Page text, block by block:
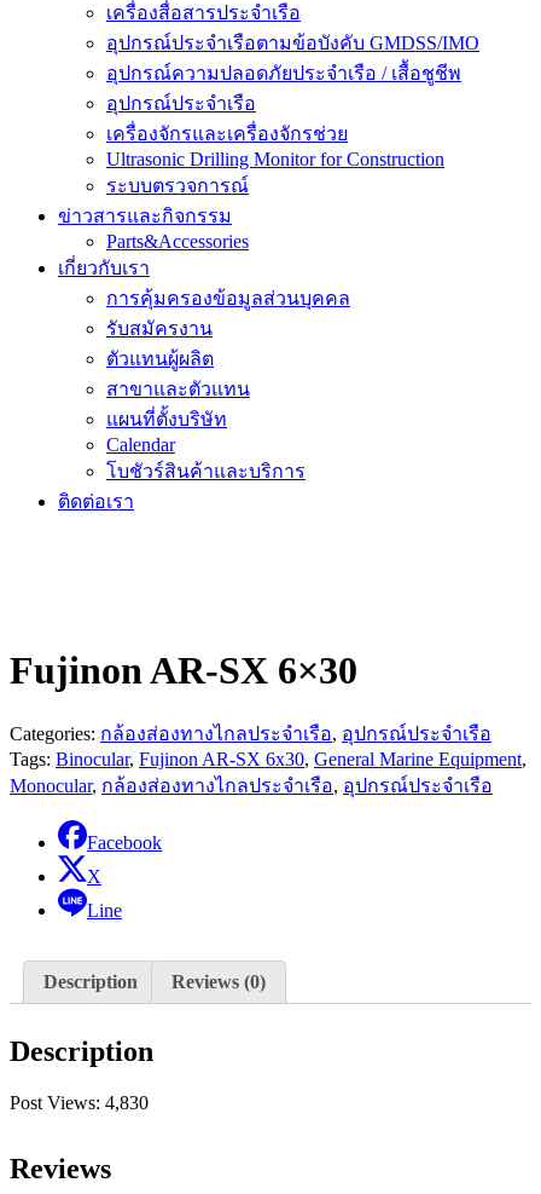
เครื่องสื่อสารประจำเรือ
อุปกรณ์ประจำเรือตามข้อบังคับ GMDSS/IMO
อุปกรณ์ความปลอดภัยประจำเรือ / เสื้อชูชีพ
อุปกรณ์ประจำเรือ
เครื่องจักรและเครื่องจักรช่วย
Ultrasonic Drilling Monitor for Construction
ระบบตรวจการณ์
ข่าวสารและกิจกรรม
Parts&Accessories
เกี่ยวกับเรา
การคุ้มครองข้อมูลส่วนบุคคล
รับสมัครงาน
ตัวแทนผู้ผลิต
สาขาและตัวแทน
แผนที่ตั้งบริษัท
Calendar
โบชัวร์สินค้าและบริการ
ติดต่อเรา
Fujinon AR-SX 6×30
Categories: กล้องส่องทางไกลประจำเรือ, อุปกรณ์ประจำเรือ
Tags: Binocular, Fujinon AR-SX 6x30, General Marine Equipment,
Monocular, กล้องส่องทางไกลประจำเรือ, อุปกรณ์ประจำเรือ
Facebook
X
Line
Description Reviews (0)
Description
Post Views: 4,830
Reviews